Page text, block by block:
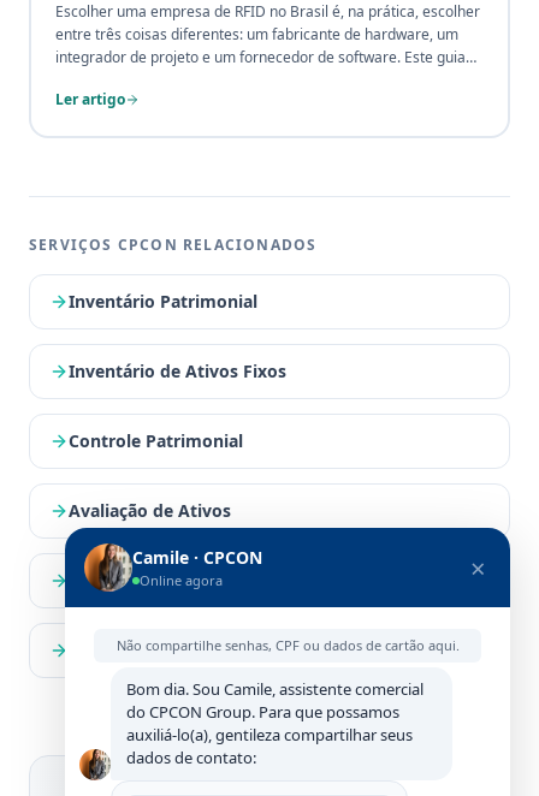
Escolher uma empresa de RFID no Brasil é, na prática, escolher
entre três coisas diferentes: um fabricante de hardware, um
integrador de projeto e um fornecedor de software. Este guia
por segmento de aplicação (varejo, saúde, indústria, ativos fixos
integrador hardware-agnóstico em vez de comprar uma marca.
SP.
Ler artigo
SERVIÇOS CPCON RELACIONADOS
Inventário Patrimonial
Inventário de Ativos Fixos
Controle Patrimonial
Avaliação de Ativos
Gestão Patrimonial
Etiquetas e RFID
Camile · CPCON
Online agora ×
Não compartilhe senhas, CPF ou dados de cartão aqui.
Bom dia. Sou Camile, assistente comercial
do CPCON Group. Para que possamos
auxiliá-lo(a), gentileza compartilhar seus
dados de contato: